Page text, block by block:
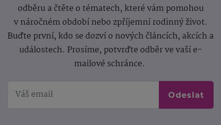
odběru a čtěte o tématech, které vám pomohou
v náročném období nebo zpříjemní rodinný život.
Buďte první, kdo se dozví o nových článcích, akcích a
událostech. Prosíme, potvrďte odběr ve vaší e-
mailové schránce.
Odeslat